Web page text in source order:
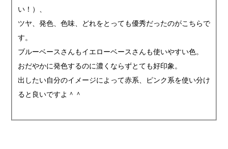
い！）、
ツヤ、発色、色味、どれをとっても優秀だったのがこちらで
す。
ブルーベースさんもイエローベースさんも使いやすい色。
おだやかに発色するのに濃くならずとても好印象。
出したい自分のイメージによって赤系、ピンク系を使い分け
ると良いですよ＾＾